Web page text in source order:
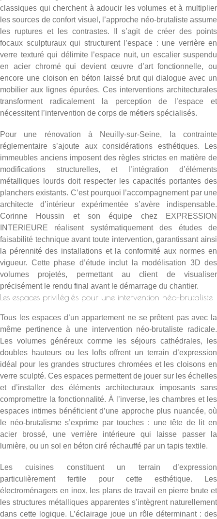
classiques qui cherchent à adoucir les volumes et à multiplier
les sources de confort visuel, l’approche néo-brutaliste assume
les ruptures et les contrastes. Il s’agit de créer des points
focaux sculpturaux qui structurent l’espace : une verrière en
verre texturé qui délimite l’espace nuit, un escalier suspendu
en acier chromé qui devient œuvre d’art fonctionnelle, ou
encore une cloison en béton laissé brut qui dialogue avec un
mobilier aux lignes épurées. Ces interventions architecturales
transforment radicalement la perception de l’espace et
nécessitent l’intervention de corps de métiers spécialisés.
Pour une rénovation à Neuilly-sur-Seine, la contrainte
réglementaire s’ajoute aux considérations esthétiques. Les
immeubles anciens imposent des règles strictes en matière de
modifications structurelles, et l’intégration d’éléments
métalliques lourds doit respecter les capacités portantes des
planchers existants. C’est pourquoi l’accompagnement par une
architecte d’intérieur expérimentée s’avère indispensable.
Corinne Houssin et son équipe chez EXPRESSION
INTERIEURE réalisent systématiquement des études de
faisabilité technique avant toute intervention, garantissant ainsi
la pérennité des installations et la conformité aux normes en
vigueur. Cette phase d’étude inclut la modélisation 3D des
volumes projetés, permettant au client de visualiser
précisément le rendu final avant le démarrage du chantier.
Les espaces privilégiés pour une intervention néo-brutaliste
Tous les espaces d’un appartement ne se prêtent pas avec la
même pertinence à une intervention néo-brutaliste radicale.
Les volumes généreux comme les séjours cathédrales, les
doubles hauteurs ou les lofts offrent un terrain d’expression
idéal pour les grandes structures chromées et les cloisons en
verre sculpté. Ces espaces permettent de jouer sur les échelles
et d’installer des éléments architecturaux imposants sans
compromettre la fonctionnalité. À l’inverse, les chambres et les
espaces intimes bénéficient d’une approche plus nuancée, où
le néo-brutalisme s’exprime par touches : une tête de lit en
acier brossé, une verrière intérieure qui laisse passer la
lumière, ou un sol en béton ciré réchauffé par un tapis textile.
Les cuisines constituent un terrain d’expression
particulièrement fertile pour cette esthétique. Les
électroménagers en inox, les plans de travail en pierre brute et
les structures métalliques apparentes s’intègrent naturellement
dans cette logique. L’éclairage joue un rôle déterminant : des